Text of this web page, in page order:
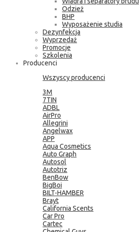
Odzież
BHP
Wyposażenie studia
Dezynfekcja
Wyprzedaż
Promocje
Szkolenia
Producenci
Wszyscy producenci
3M
7TIN
ADBL
AirPro
Allegrini
Angelwax
APP
Aqua Cosmetics
Auto Graph
Autosol
Autotriz
BenBow
BigBoi
BILT-HAMBER
Brayt
California Scents
Car Pro
Cartec